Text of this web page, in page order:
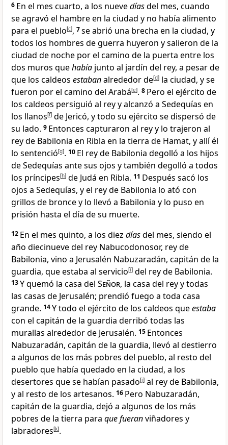
6 En el mes cuarto, a los nuevedíasdel mes, cuando
se agravó el hambre en la ciudad y no había alimento
para el pueblo[c], 7se abrió una brecha en la ciudad, y
todos los hombres de guerra huyeron y salieron de la
ciudad de noche por el camino de la puerta entre los
dos muros quehabía junto al jardín del rey, a pesar de
que los caldeos estabanalrededor de[d] la ciudad, y se
fueron por el camino del Arabá[e]. 8 Pero el ejército de
los caldeos persiguió al rey y alcanzó a Sedequías en
los llanos[f] de Jericó, y todo su ejército se dispersó de
su lado. 9 Entonces capturaron al rey y lo trajeron al
rey de Babilonia en Ribla en la tierra de Hamat, y allí él
lo sentenció[g]. 10 El rey de Babilonia degolló a los hijos
de Sedequías ante sus ojos y también degolló a todos
los príncipes[h] de Judá en Ribla. 11 Después sacó los
ojos a Sedequías, y el rey de Babilonia lo ató con
grillos de bronce y lo llevó a Babilonia y lo puso en
prisión hasta el día de su muerte.
12 En el mes quinto, a los diez díasdel mes, siendo el
año diecinueve del rey Nabucodonosor, rey de
Babilonia, vino a Jerusalén Nabuzaradán, capitán de la
guardia, que estaba al servicio[i] del rey de Babilonia.
13Y quemó la casa del Señor, la casa del rey y todas
las casas de Jerusalén; prendió fuego a toda casa
grande. 14Y todo el ejército de los caldeos queestaba
con el capitán de la guardia derribó todas las
murallas alrededor de Jerusalén. 15 Entonces
Nabuzaradán, capitán de la guardia, llevó al destierro
a algunos de los más pobres del pueblo, al resto del
pueblo que había quedado en la ciudad, a los
desertores que se habían pasado[j] al rey de Babilonia,
y al resto de los artesanos. 16 Pero Nabuzaradán,
capitán de la guardia, dejó a algunos de los más
pobres de la tierra para que fueranviñadores y
labradores[k].